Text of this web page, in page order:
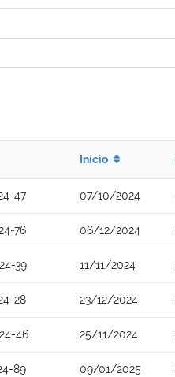
Início
47 07/10/2024
76 06/12/2024
39 11/11/2024
28 23/12/2024
46 25/11/2024
89 09/01/2025